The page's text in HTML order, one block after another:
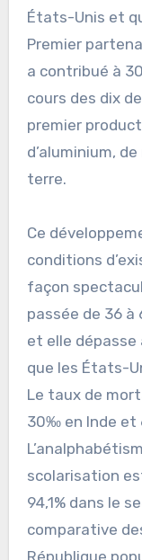
États-Unis et
Premier
a contribué à
cours des dix
premier
d’aluminium,
terre.
Ce
conditions
façon
passée de 36 à
et elle dépasse
que les États-
Le taux de
30‰ en Inde et
scolarisation
94,1% dans le
comparative
République